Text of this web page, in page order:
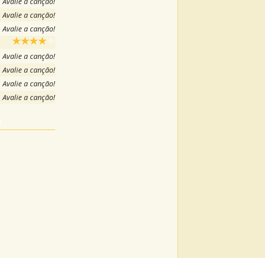
Avalie a canção!
Avalie a canção!
Avalie a canção!
Avalie a canção!
Avalie a canção!
Avalie a canção!